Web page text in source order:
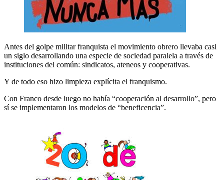
Antes del golpe militar franquista el movimiento obrero llevaba casi
un siglo desarrollando una especie de sociedad paralela a través de
instituciones del común: sindicatos, ateneos y cooperativas.
Y de todo eso hizo limpieza explícita el franquismo.
Con Franco desde luego no había “cooperación al desarrollo”, pero
sí se implementaron los modelos de “beneficencia”.